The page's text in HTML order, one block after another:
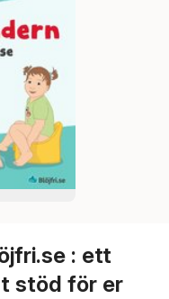
: ett
stöd för er